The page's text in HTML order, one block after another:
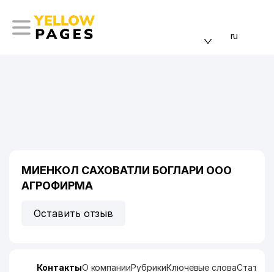
ru
МИЕНКОЛ САХОВАТЛИ БОГЛАРИ ООО
АГРОФИРМА
Оставить отзыв
КонтактыО компанииРубрикиКлючевые слова